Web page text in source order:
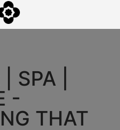
SPA |
-
THAT